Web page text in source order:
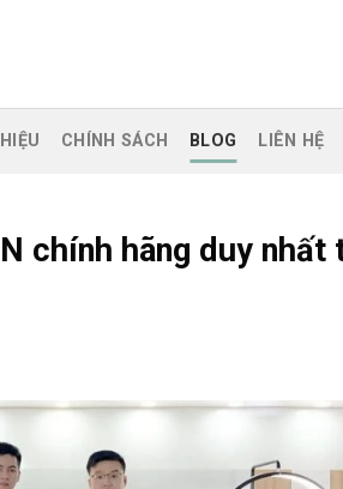
CHÍNH SÁCH BLOG LIÊN HỆ
chính hãng duy nhất